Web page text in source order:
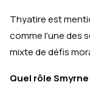
Thyatire est
comme l'une des
mixte de défis
Quel rôle